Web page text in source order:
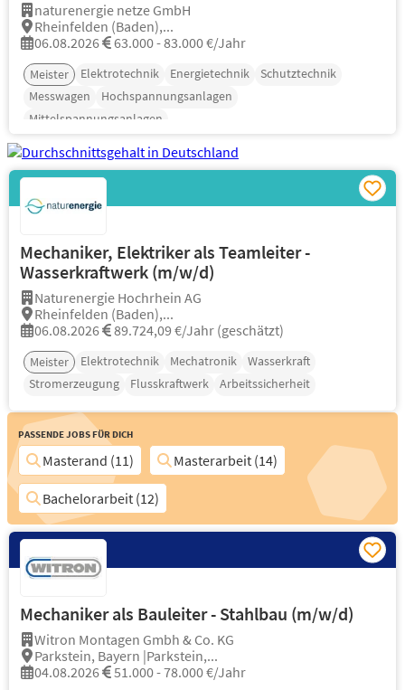
naturenergie netze GmbH
Rheinfelden (Baden),...
06.08.2026
63.000 - 83.000 €/Jahr
Meister Elektrotechnik Energietechnik
Schutztechnik
Messwagen
Hochspannungsanlagen
Mittelspannungsanlagen
Mechaniker, Elektriker als Teamleiter -
Wasserkraftwerk (m/w/d)
Naturenergie Hochrhein AG
Rheinfelden (Baden),...
06.08.2026
89.724,09 €/Jahr (geschätzt)
Meister Elektrotechnik Mechatronik
Wasserkraft
Stromerzeugung
Flusskraftwerk Arbeitssicherheit
Passende Jobs für Dich
Masterand (11)
Masterarbeit (14)
Bachelorarbeit (12)
Mechaniker als Bauleiter - Stahlbau (m/w/d)
Witron Montagen Gmbh & Co. KG
Parkstein, Bayern |Parkstein,...
04.08.2026
51.000 - 78.000 €/Jahr